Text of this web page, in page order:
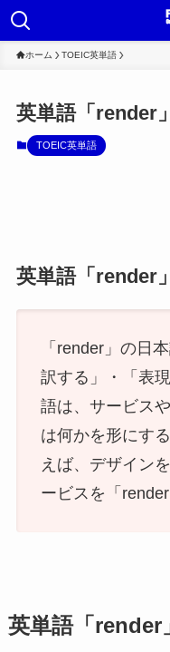
ホーム TOEIC英単語
英単語「render
TOEIC英単語
英単語「render
「render」の日
訳する」・「表
語は、サービス
は何かを形にす
えば、デザイン
ービスを「
英単語「render